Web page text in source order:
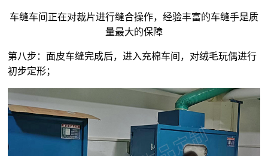
车缝车间正在对裁片进行缝合操作，经验丰富的车缝手是质
量最大的保障
第八步：面皮车缝完成后，进入充棉车间，对绒毛玩偶进行
初步定形；